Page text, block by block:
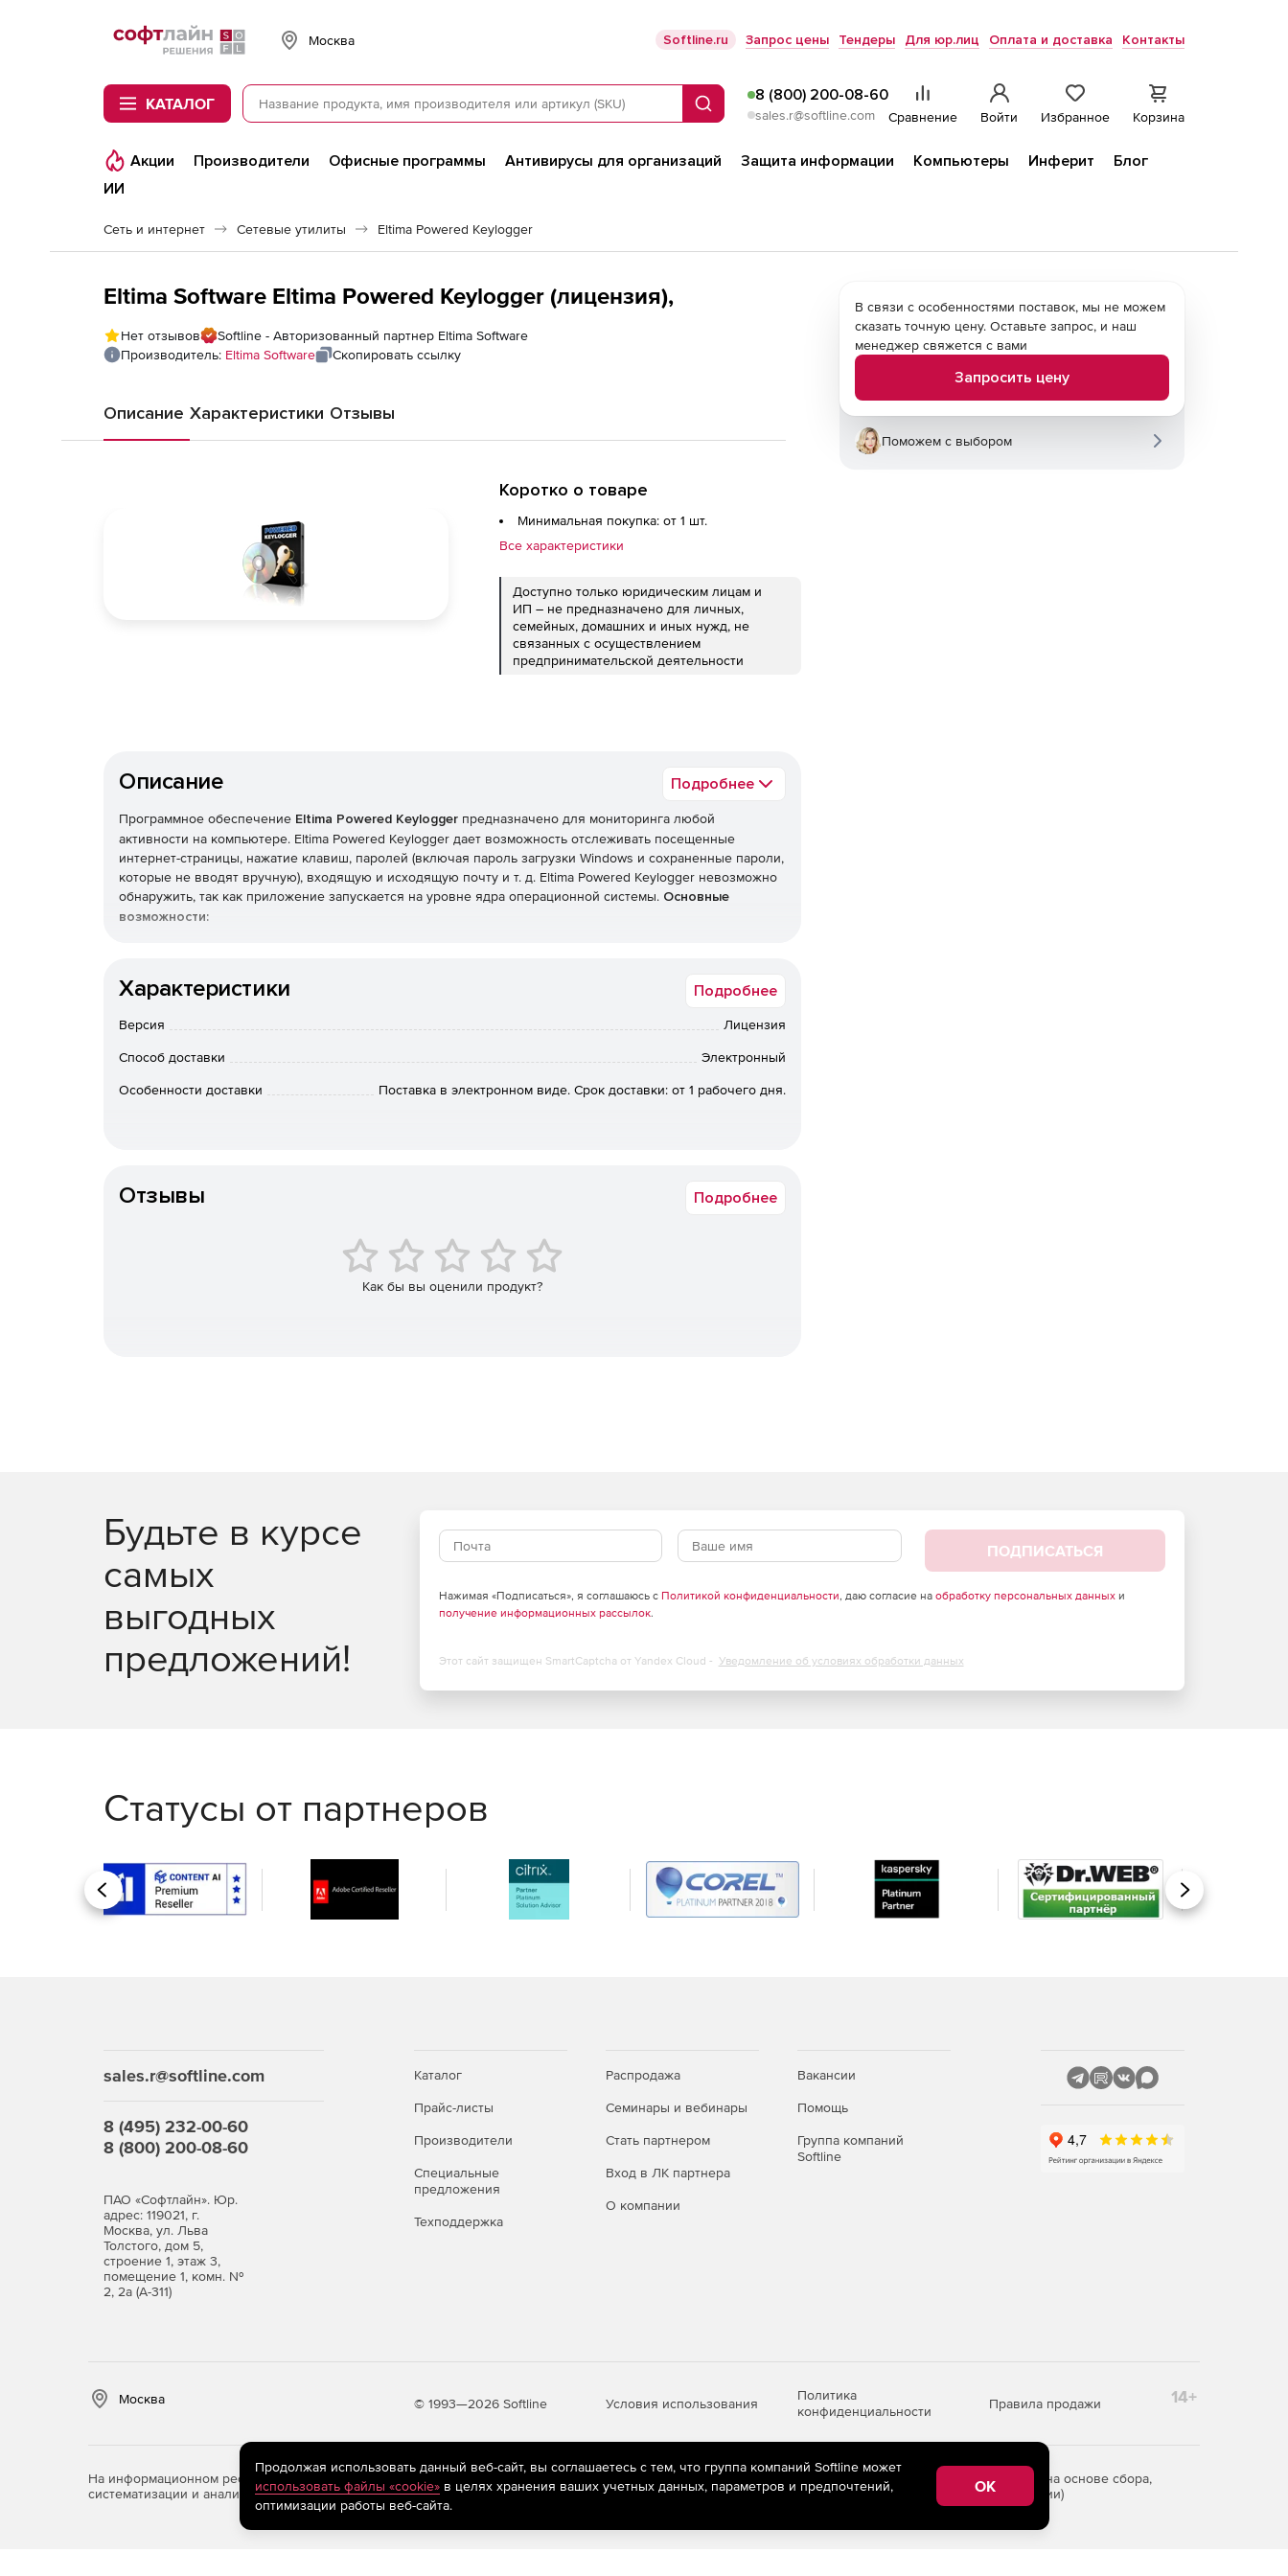
Softline
Москва Softline.ru Запрос цены Тендеры Для юр.лиц Оплата и доставка Контакты
КАТАЛОГ Поиск
8 (800) 200-08-60
sales.r@softline.com Сравнение Войти Избранное Корзина
Акции Производители Офисные программы Антивирусы для организаций Защита информации Компьютеры Инферит
Блог
ИИ
Сеть и интернет Сетевые утилиты Eltima Powered Keylogger
Eltima Software Eltima Powered Keylogger (лицензия),
Нет отзывов
Softline - Авторизованный партнер Eltima Software
Производитель: Eltima Software Скопировать ссылку
Описание Характеристики Отзывы
Коротко о товаре
Минимальная покупка: от 1 шт.
Все характеристики
Доступно только юридическим лицам и
ИП – не предназначено для личных,
семейных, домашних и иных нужд, не
связанных с осуществлением
предпринимательской деятельности
Описание Подробнее
Программное обеспечение Eltima Powered Keylogger предназначено для мониторинга любой
активности на компьютере. Eltima Powered Keylogger дает возможность отслеживать посещенные
интернет-страницы, нажатие клавиш, паролей (включая пароль загрузки Windows и сохраненные пароли,
которые не вводят вручную), входящую и исходящую почту и т. д. Eltima Powered Keylogger невозможно
обнаружить, так как приложение запускается на уровне ядра операционной системы. Основные
возможности:
Возможность включить слайд-шоу снимков экрана, а также настроить частоту фиксирования
Поддержка Unicode.
Отслеживание всех нажатых клавиш, включая системные клавиши и их комбинации.
Характеристики Подробнее
Версия Лицензия
Способ доставки Электронный
Особенности доставки Поставка в электронном виде. Срок доставки: от 1 рабочего дня.
Отзывы Подробнее
Как бы вы оценили продукт?
В связи с особенностями поставок, мы не можем
сказать точную цену. Оставьте запрос, и наш
менеджер свяжется с вами
Запросить цену
Поможем с выбором
Будьте в курсе
самых
выгодных
предложений!
ПОДПИСАТЬСЯ
Нажимая «Подписаться», я соглашаюсь с Политикой конфиденциальности, даю согласие на обработку персональных данныхи
получение информационных рассылок.
Этот сайт защищен SmartCaptcha от Yandex Cloud - Уведомление об условиях обработки данных
Статусы от партнеров
Назад Вперед
sales.r@softline.com
8 (495) 232-00-60
8 (800) 200-08-60
ПАО «Софтлайн». Юр.
адрес: 119021, г.
Москва, ул. Льва
Толстого, дом 5,
строение 1, этаж 3,
помещение 1, комн. №
2, 2а (А-311)
Каталог
Прайс-листы
Производители
Специальные
предложения
Техподдержка
Распродажа
Семинары и вебинары
Стать партнером
Вход в ЛК партнера
О компании
Вакансии
Помощь
Группа компаний
Softline
Москва © 1993—2026 Softline Условия использования
Политика
конфиденциальности
Правила продажи 14+
На информационном ресурсе store.softline.ru применяются рекомендательные технологии
(информационные технологии предоставления информации на основе сбора,
систематизации и анализа сведений, относящихся к предпочтениям пользователей сети «Интернет», находящихся на территории Российской Федерации)
Продолжая использовать данный веб-сайт, вы соглашаетесь с тем, что группа компаний Softline может
использовать файлы «cookie»в целях хранения ваших учетных данных, параметров и предпочтений,
оптимизации работы веб-сайта.
OK